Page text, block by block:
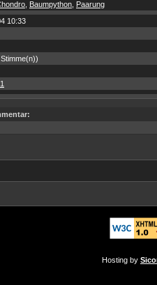
Baumpython Paarung
10:33
Hosting by